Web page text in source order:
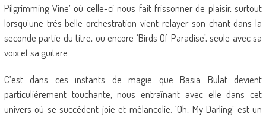
Pilgrimming Vine’ où celle-ci nous fait frissonner de plaisir, surtout
lorsqu’une très belle orchestration vient relayer son chant dans la
seconde partie du titre, ou encore ‘Birds Of Paradise’, seule avec sa
voix et sa guitare.
C’est dans ces instants de magie que Basia Bulat devient
particulièrement touchante, nous entraînant avec elle dans cet
univers où se succèdent joie et mélancolie. ‘Oh, My Darling’ est un